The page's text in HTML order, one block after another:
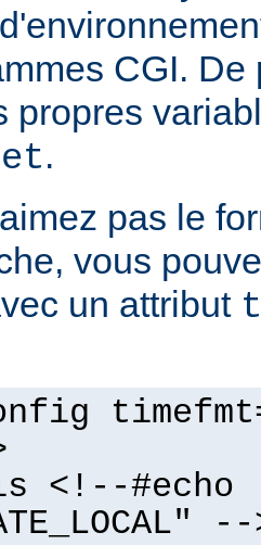
CGI.
propres
.
pas le
vous
un attribut
<!--#echo
--